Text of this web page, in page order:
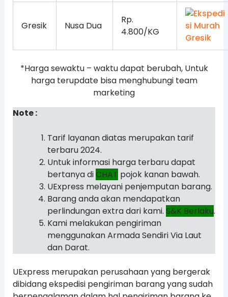
Gresik Nusa Dua
Rp.
4.800/KG
*Harga sewaktu – waktu dapat berubah, Untuk
harga terupdate bisa menghubungi team
marketing
Note :
Tarif layanan diatas merupakan tarif
terbaru 2024.
Untuk informasi harga terbaru dapat
bertanya diCHAT pojok kanan bawah.
UExpress melayani penjemputan barang.
Barang anda akan mendapatkan
perlindungan extra dari kami. S&K Berlaku.
Kami melakukan pengiriman
menggunakan Armada Sendiri Via Laut
dan Darat.
UExpress merupakan perusahaan yang bergerak
dibidang ekspedisi pengiriman barang yang sudah